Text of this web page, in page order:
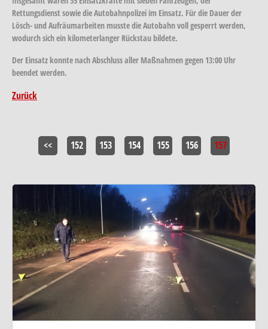
Rettungsdienst sowie die Autobahnpolizei im Einsatz. Für die Dauer der
Lösch- und Aufräumarbeiten musste die Autobahn voll gesperrt werden,
wodurch sich ein kilometerlanger Rückstau bildete.
Der Einsatz konnte nach Abschluss aller Maßnahmen gegen 13:00 Uhr
beendet werden.
Zurück
<< 152 153 154 155 156 157